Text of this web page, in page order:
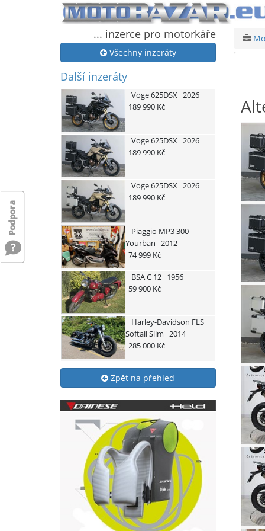
... inzerce pro motorkáře
Všechny inzeráty
Další inzeráty
Voge625DSX 2026
189 990 Kč
Voge625DSX 2026
189 990 Kč
Voge625DSX 2026
189 990 Kč
Piaggio MP3 300
Yourban 2012
74 999 Kč
BSAC 12 1956
59 900 Kč
Harley-Davidson FLS
Softail Slim 2014
285 000 Kč
Zpět na přehled